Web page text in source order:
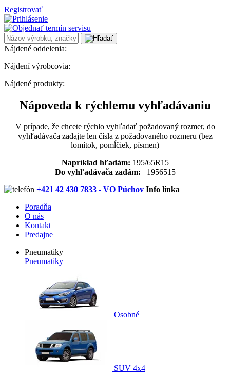
Registrovať
Nájdené oddelenia:
Nájdení výrobcovia:
Nájdené produkty:
Nápoveda k rýchlemu vyhľadávaniu
V prípade, že chcete rýchlo vyhľadať požadovaný rozmer, do
vyhľadávača zadajte len čísla z požadovaného rozmeru (bez
lomítok, pomĺčiek, písmen)
Napríklad hľadám: 195/65R15
Do vyhľadávača zadám: 1956515
+421 42 430 7833 - VO Púchov Info linka
Poradňa
O nás
Kontakt
Predajne
Pneumatiky
Pneumatiky
Osobné
SUV 4x4